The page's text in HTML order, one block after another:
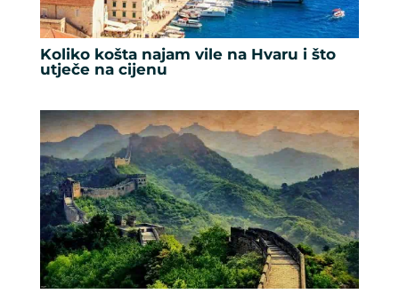
Koliko košta najam vile na Hvaru i što
utječe na cijenu